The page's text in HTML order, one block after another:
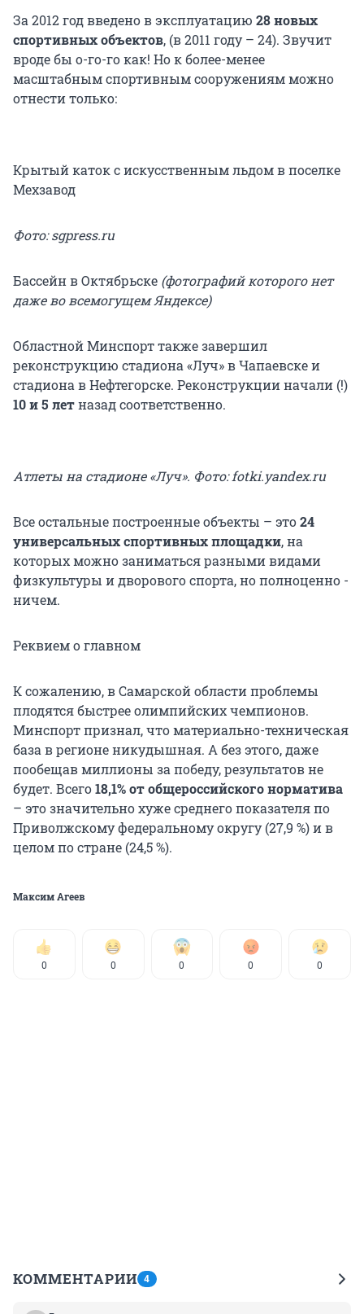
За 2012 год введено в эксплуатацию 28 новых
спортивных объектов, (в 2011 году – 24). Звучит
вроде бы о-го-го как! Но к более-менее
масштабным спортивным сооружениям можно
отнести только:
Крытый каток с искусственным льдом в поселке
Мехзавод
Фото: sgpress.ru
Бассейн в Октябрьске (фотографий которого нет
даже во всемогущем Яндексе)
Областной Минспорт также завершил
реконструкцию стадиона «Луч» в Чапаевске и
стадиона в Нефтегорске. Реконструкции начали (!)
10 и 5 летназад соответственно.
Атлеты на стадионе «Луч». Фото: fotki.yandex.ru
Все остальные построенные объекты – это24
универсальных спортивных площадки, на
которых можно заниматься разными видами
физкультуры и дворового спорта, но полноценно -
ничем.
Реквием о главном
К сожалению, в Самарской области проблемы
плодятся быстрее олимпийских чемпионов.
Минспорт признал, что материально-техническая
база в регионе никудышная. А без этого, даже
пообещав миллионы за победу, результатов не
будет. Всего18,1% от общероссийского норматива
– это значительно хуже среднего показателя по
Приволжскому федеральному округу (27,9 %) и в
целом по стране (24,5 %).
Максим Агеев
0 0 0 0 0
КОММЕНТАРИИ 4